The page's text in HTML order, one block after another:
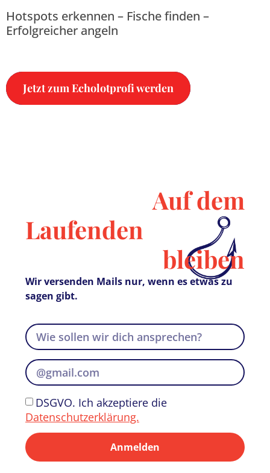
Hotspots erkennen – Fische finden –
Erfolgreicher angeln
Jetzt zum Echolotprofi werden
Auf dem
Laufenden
bleiben
Wir versenden Mails nur, wenn es etwas zu
sagen gibt.
DSGVO. Ich akzeptiere die
Datenschutzerklärung.
Anmelden